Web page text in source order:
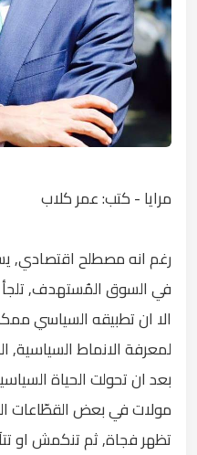
مرايا - كتب: عمر كلاب
رغم انه مصطلح اقتصادي,
في السوق المُستهدف, تلجأ
الا ان تطبيقه السياسي
لمعرفة الانماط
بعد ان تحولت الحياة
مولات في بعض القطّاعات
تظهر فجاة, ثم تنكمش او